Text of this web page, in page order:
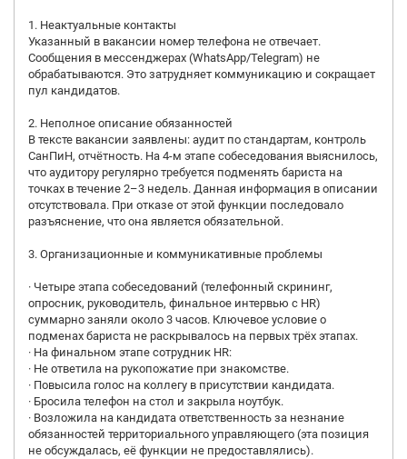
1. Неактуальные контакты
Указанный в вакансии номер телефона не отвечает.
Сообщения в мессенджерах (WhatsApp/Telegram) не
обрабатываются. Это затрудняет коммуникацию и сокращает
пул кандидатов.
2. Неполное описание обязанностей
В тексте вакансии заявлены: аудит по стандартам, контроль
СанПиН, отчётность. На 4-м этапе собеседования выяснилось,
что аудитору регулярно требуется подменять бариста на
точках в течение 2–3 недель. Данная информация в описании
отсутствовала. При отказе от этой функции последовало
разъяснение, что она является обязательной.
3. Организационные и коммуникативные проблемы
· Четыре этапа собеседований (телефонный скрининг,
опросник, руководитель, финальное интервью с HR)
суммарно заняли около 3 часов. Ключевое условие о
подменах бариста не раскрывалось на первых трёх этапах.
· На финальном этапе сотрудник HR:
· Не ответила на рукопожатие при знакомстве.
· Повысила голос на коллегу в присутствии кандидата.
· Бросила телефон на стол и закрыла ноутбук.
· Возложила на кандидата ответственность за незнание
обязанностей территориального управляющего (эта позиция
не обсуждалась, её функции не предоставлялись).